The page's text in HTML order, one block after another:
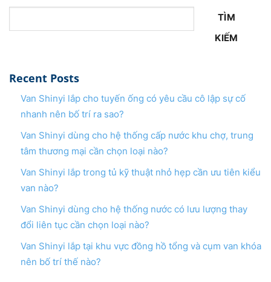
TÌM
KIẾM
Recent Posts
Van Shinyi lắp cho tuyến ống có yêu cầu cô lập sự cố
nhanh nên bố trí ra sao?
Van Shinyi dùng cho hệ thống cấp nước khu chợ, trung
tâm thương mại cần chọn loại nào?
Van Shinyi lắp trong tủ kỹ thuật nhỏ hẹp cần ưu tiên kiểu
van nào?
Van Shinyi dùng cho hệ thống nước có lưu lượng thay
đổi liên tục cần chọn loại nào?
Van Shinyi lắp tại khu vực đồng hồ tổng và cụm van khóa
nên bố trí thế nào?